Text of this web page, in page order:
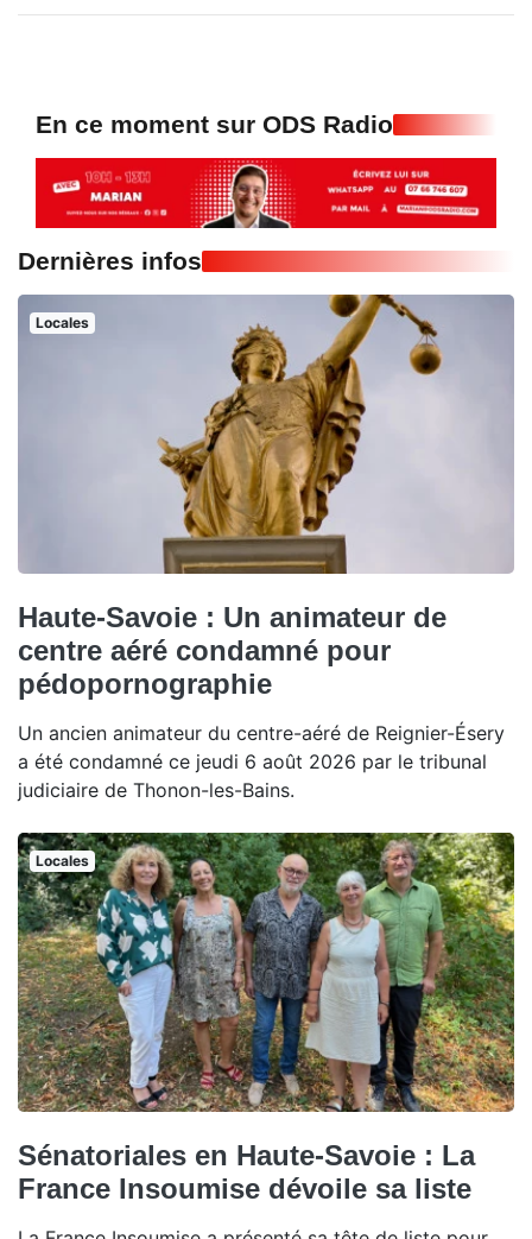
En ce moment sur ODS Radio
Dernières infos
Locales
Haute-Savoie : Un animateur de
centre aéré condamné pour
pédopornographie
Un ancien animateur du centre-aéré de Reignier-Ésery
a été condamné ce jeudi 6 août 2026 par le tribunal
judiciaire de Thonon-les-Bains.
Locales
Sénatoriales en Haute-Savoie : La
France Insoumise dévoile sa liste